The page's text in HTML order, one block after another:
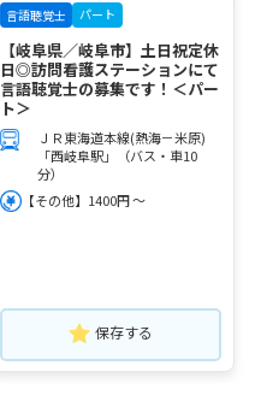
言語聴覚士 パート
【岐阜県／岐阜市】土日祝定休
日◎訪問看護ステーションにて
言語聴覚士の募集です！＜パー
ト＞
ＪＲ東海道本線(熱海－米原)
「西岐阜駅」（バス・車10
分）
【その他】1400円 ～
保存する